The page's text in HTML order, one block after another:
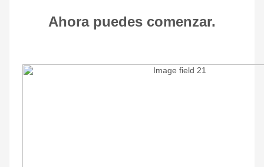
Ahora puedes comenzar.